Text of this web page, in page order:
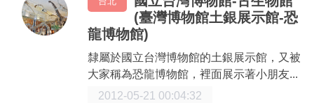
APP下載
(臺灣博物館土銀展示館-恐
龍博物館)
隸屬於國立台灣博物館的土銀展示館，又被
大家稱為恐龍博物館，裡面展示著小朋友...
2012-05-21 00:04:32